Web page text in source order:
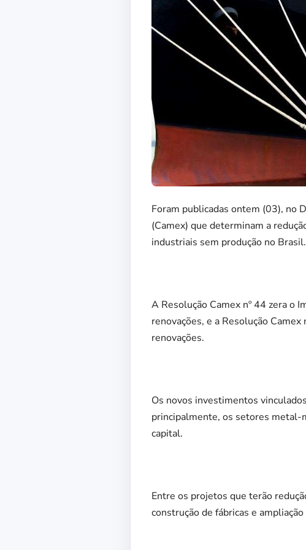
Foram publicadas ontem (03), no
(Camex) que determinam a
industriais sem produção no Brasil.
A Resolução Camex nº 44 zera o
renovações, e a Resolução
renovações.
Os novos investimentos
principalmente, os setores metal-
capital.
Entre os projetos que terão
construção de fábricas e